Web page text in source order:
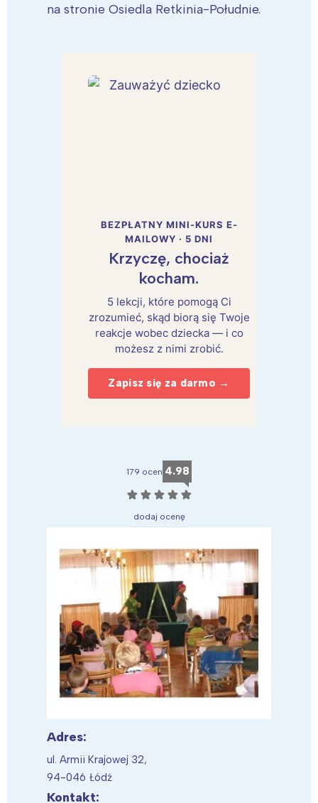
na stronie Osiedla Retkinia-Południe.
BEZPŁATNY MINI-KURS E-
MAILOWY · 5 DNI
Krzyczę, chociaż
kocham.
5 lekcji, które pomogą Ci
zrozumieć, skąd biorą się Twoje
reakcje wobec dziecka — i co
możesz z nimi zrobić.
Zapisz się za darmo →
179 ocen 4.98
☆ ☆ ☆ ☆ ☆
dodaj ocenę
Adres:
ul. Armii Krajowej 32,
94-046 Łódź
Kontakt: